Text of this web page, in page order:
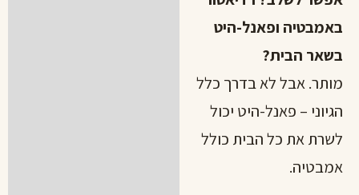
באמבטיה ופאנל-היט
בשאר הבית?
מותר. אבל לא בדרך כלל
הגיוני – פאנל-היט יכול
לשרת את כל הבית כולל
אמבטיה.